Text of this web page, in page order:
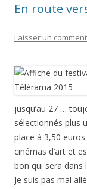
En route
Laisser un
jusqu’au 27 …
sélectionnés plus
place à 3,50
cinémas d’art et
bon qui sera dans
Je suis pas mal